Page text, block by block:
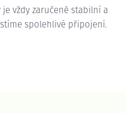
vždy zaručeně stabilní a
spolehlivé připojení.